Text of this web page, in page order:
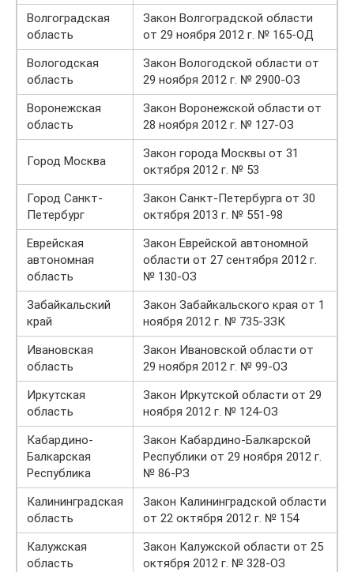
Волгоградская
область
Закон Волгоградской области
от 29 ноября 2012 г. № 165-ОД
Вологодская
область
Закон Вологодской области от
29 ноября 2012 г. № 2900-ОЗ
Воронежская
область
Закон Воронежской области от
28 ноября 2012 г. № 127-ОЗ
Город Москва
Закон города Москвы от 31
октября 2012 г. № 53
Город Санкт-
Петербург
Закон Санкт-Петербурга от 30
октября 2013 г. № 551-98
Еврейская
автономная
область
Закон Еврейской автономной
области от 27 сентября 2012 г.
№ 130-ОЗ
Забайкальский
край
Закон Забайкальского края от 1
ноября 2012 г. № 735-ЗЗК
Ивановская
область
Закон Ивановской области от
29 ноября 2012 г. № 99-ОЗ
Иркутская
область
Закон Иркутской области от 29
ноября 2012 г. № 124-ОЗ
Кабардино-
Балкарская
Республика
Закон Кабардино-Балкарской
Республики от 29 ноября 2012 г.
№ 86-РЗ
Калининградская
область
Закон Калининградской области
от 22 октября 2012 г. № 154
Калужская
область
Закон Калужской области от 25
октября 2012 г. № 328-ОЗ